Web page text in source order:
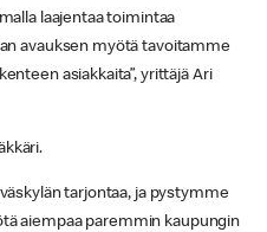
laajentaa toimintaa
avauksen myötä tavoitamme
asiakkaita”, yrittäjä Ari
tarjontaa, ja pystymme
aiempaa paremmin kaupungin